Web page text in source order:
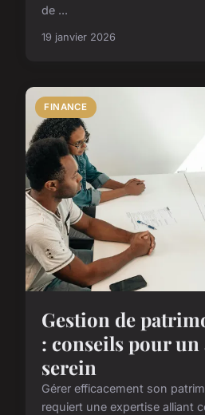
de ...
19 janvier 2026
FINANCE
Gestion de
: conseils pour un
serein
Gérer efficacement son
requiert une expertise alliant